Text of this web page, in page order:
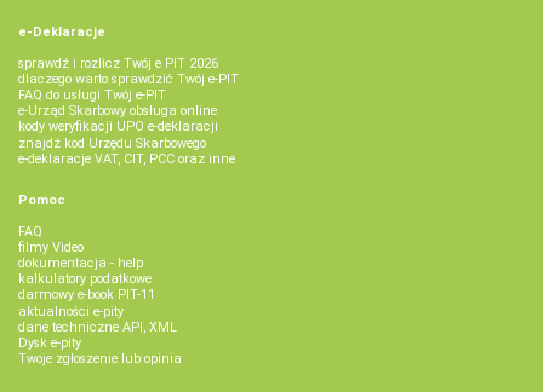
e-Deklaracje
sprawdź i rozlicz Twój e PIT 2026
dlaczego warto sprawdzić Twój e-PIT
FAQ do usługi Twój e-PIT
e-Urząd Skarbowy obsługa online
kody weryfikacji UPO e-deklaracji
znajdź kod Urzędu Skarbowego
e-deklaracje VAT, CIT, PCC oraz inne
Pomoc
FAQ
filmy Video
dokumentacja - help
kalkulatory podatkowe
darmowy e-book PIT-11
aktualności e-pity
dane techniczne API, XML
Dysk e-pity
Twoje zgłoszenie lub opinia